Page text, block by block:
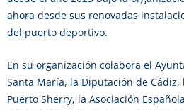
ahora desde sus renovadas
del puerto deportivo.
En su organización colabora el
Santa María, la Diputación de Cádiz,
Puerto Sherry, la Asociación